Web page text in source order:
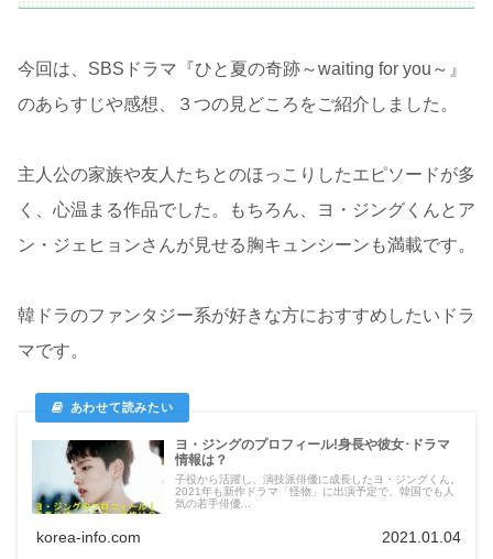
今回は、SBSドラマ『ひと夏の奇跡～waiting for you～』
のあらすじや感想、３つの見どころをご紹介しました。
主人公の家族や友人たちとのほっこりしたエピソードが多
く、心温まる作品でした。もちろん、ヨ・ジングくんとア
ン・ジェヒョンさんが見せる胸キュンシーンも満載です。
韓ドラのファンタジー系が好きな方におすすめしたいドラ
マです。
ヨ・ジングのプロフィール!身長や彼女･ドラマ
情報は？
子役から活躍し、演技派俳優に成長したヨ・ジングくん。
2021年も新作ドラマ「怪物」に出演予定で、韓国でも人
気の若手俳優...
korea-info.com 2021.01.04